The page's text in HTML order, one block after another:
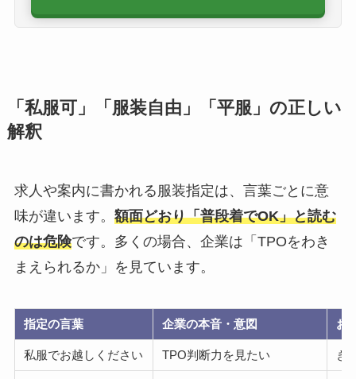
「私服可」「服装自由」「平服」の正しい
解釈
求人や案内に書かれる服装指定は、言葉ごとに意
味が違います。 額面どおり「普段着でOK」と読む
のは危険です。多くの場合、企業は「TPOをわき
まえられるか」を見ています。
指定の言葉 企業の本音・意図 お
私服でお越しください TPO判断力を見たい き